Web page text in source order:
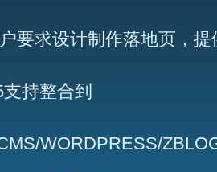
要求设计制作落地页，
持整合到
WORDPRESS/